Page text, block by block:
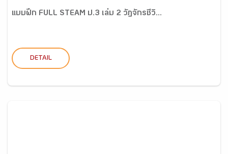
แบบฝึก FULL STEAM ป.3 เล่ม 2 วัฎจักรชีวิ...
DETAIL